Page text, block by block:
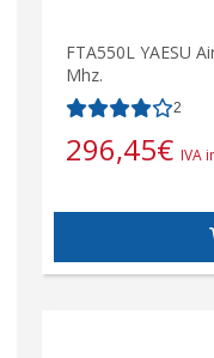
FTA550L YAESU
Mhz.
2
296,45€ IVA